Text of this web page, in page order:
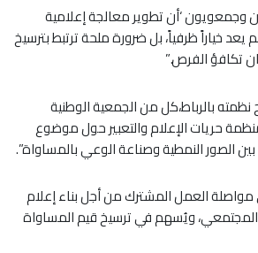
وجمعويون ‘أن تطوير معالجة إعلامية
خياراً ظرفياً، بل ضرورة ملحة ترتبط بترسيخ
تكافؤ الفرص.”
بالرباط،كل من الجمعية الوطنية
حريات الإعلام والتعبير حول موضوع
بين الصور النمطية وصناعة الوعي بالمساواة”.
العمل المشترك من أجل بناء إعلام
ويُسهم في ترسيخ قيم المساواة